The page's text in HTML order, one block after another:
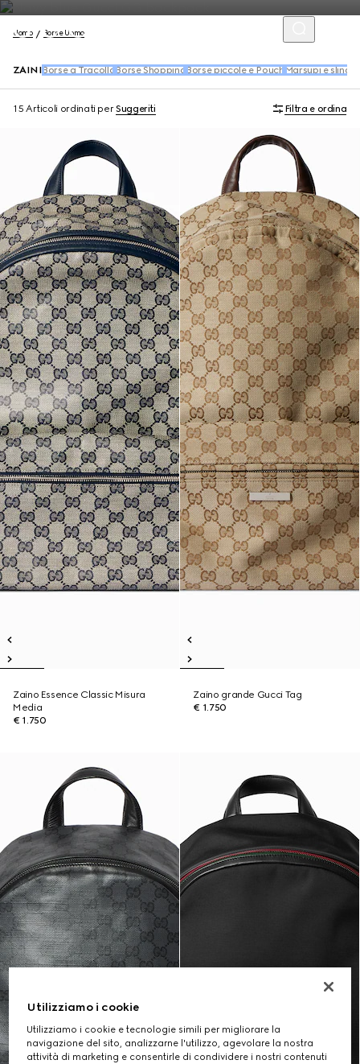
Uomo Borse Uomo
ZAINI Borse a Tracolla Borse Shopping Borse piccole e Pouch Marsupi e
15 Articoli ordinati perSuggeriti Filtra e ordina
Zaino Essence Classic Misura
Media
€ 1.750
Zaino grande Gucci Tag
€ 1.750
Utilizziamo i cookie
Utilizziamo i cookie e tecnologie simili per migliorare la
navigazione del sito, analizzarne l'utilizzo, agevolare la nostra
attività di marketing e consentirle di condividere i nostri contenuti